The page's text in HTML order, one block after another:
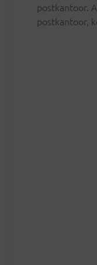
postkantoor.
postkantoor,